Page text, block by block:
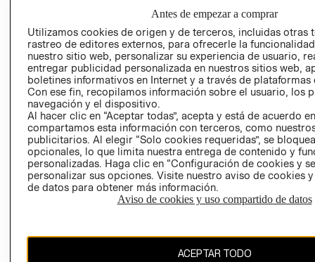
Y ÉTICA (INGLÉS)
QUEJAS Y
RECLAMOS
Colombia ($)
CAMBIAR REGIÓN
El contenido de esta página web está protegido por copyright y es
propiedad de H&M Hennes & Mauritz AB.
Antes de empezar a comprar
Utilizamos cookies de origen y de terceros, incluidas otras
rastreo de editores externos, para ofrecerle la
nuestro sitio web, personalizar su experiencia de usuario,
entregar publicidad personalizada en nuestros sitios web,
boletines informativos en Internet y a través de plataformas
Con ese fin, recopilamos información sobre el usuario, los
navegación y el dispositivo.
Al hacer clic en “Aceptar todas”, acepta y está de acuerdo
compartamos esta información con terceros, como
publicitarios. Al elegir “Solo cookies requeridas”, se
opcionales, lo que limita nuestra entrega de contenido y
personalizadas. Haga clic en “Configuración de cookies y
personalizar sus opciones. Visite nuestro aviso de cookies
de datos para obtener más información.
Aviso de cookies y uso compartido de datos
ACEPTAR TODO